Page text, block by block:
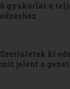
6 gyakorlat a
edzéshez
Szerintetek ki
mit jelent a